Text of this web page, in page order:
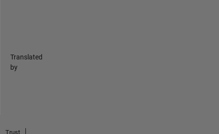
Translated
by
Trust